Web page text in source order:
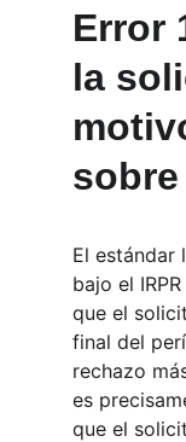
Error
la
El estándar
bajo el
que el
final del
rechazo
es
que el